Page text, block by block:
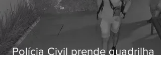
Polícia Civil prende quadrilha